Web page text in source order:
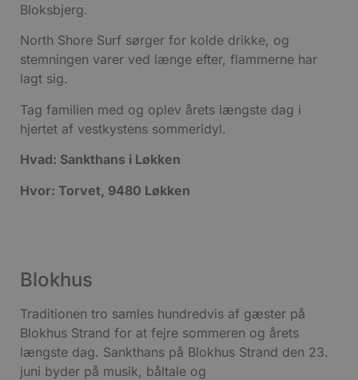
Bloksbjerg.
North Shore Surf sørger for kolde drikke, og
stemningen varer ved længe efter, flammerne har
lagt sig.
Tag familien med og oplev årets længste dag i
hjertet af vestkystens sommeridyl.
Hvad: Sankthans i Løkken
Hvor: Torvet, 9480 Løkken
Blokhus
Traditionen tro samles hundredvis af gæster på
Blokhus Strand for at fejre sommeren og årets
længste dag. Sankthans på Blokhus Strand den 23.
juni byder på musik, båltale og